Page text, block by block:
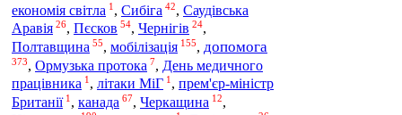
економія світла 1 , Сибіга 42, Саудівська
Аравія 26, Пєсков 54, Чернігів 24,
Полтавщина 55, мобілізація 155, допомога
373, Ормузька протока 7, День медичного
працівника 1 , літаки МіГ 1 , прем'єр-міністр
Британії 1 , канада 67, Черкащина 12,